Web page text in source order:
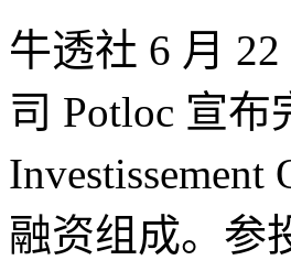
牛透社 6 月
司 Potloc 宣
融资组成。参